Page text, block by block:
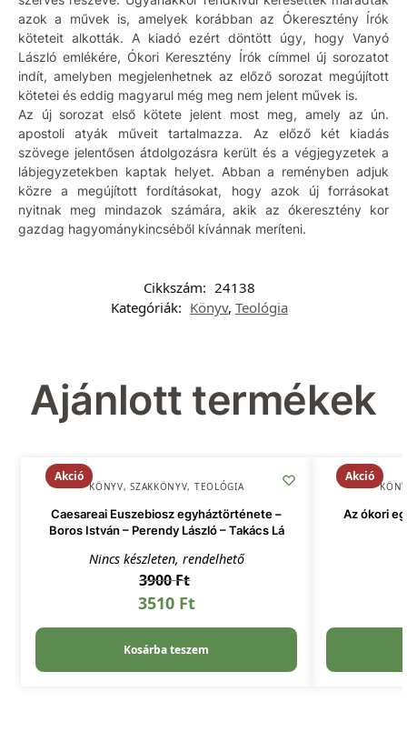
azok a művek is, amelyek korábban az Ókeresztény Írók
köteteit alkották. A kiadó ezért döntött úgy, hogy Vanyó
László emlékére, Ókori Keresztény Írók címmel új sorozatot
indít, amelyben megjelenhetnek az előző sorozat megújított
kötetei és eddig magyarul még meg nem jelent művek is.
Az új sorozat első kötete jelent most meg, amely az ún.
apostoli atyák műveit tartalmazza. Az előző két kiadás
szövege jelentősen átdolgozásra került és a végjegyzetek a
lábjegyzetekben kaptak helyet. Abban a reményben adjuk
közre a megújított fordításokat, hogy azok új forrásokat
nyitnak meg mindazok számára, akik az ókeresztény kor
gazdag hagyománykincséből kívánnak meríteni.
Cikkszám: 24138
Kategóriák: Könyv, Teológia
Ajánlott termékek
Akció
KÖNYV,SZAKKÖNYV, TEOLÓGIA
Caesareai Euszebiosz egyháztörténete –
Boros István – Perendy László – Takács Lá
Nincs készleten, rendelhető
3900Ft
3510 Ft
Kosárba teszem
Akció
Az ókori